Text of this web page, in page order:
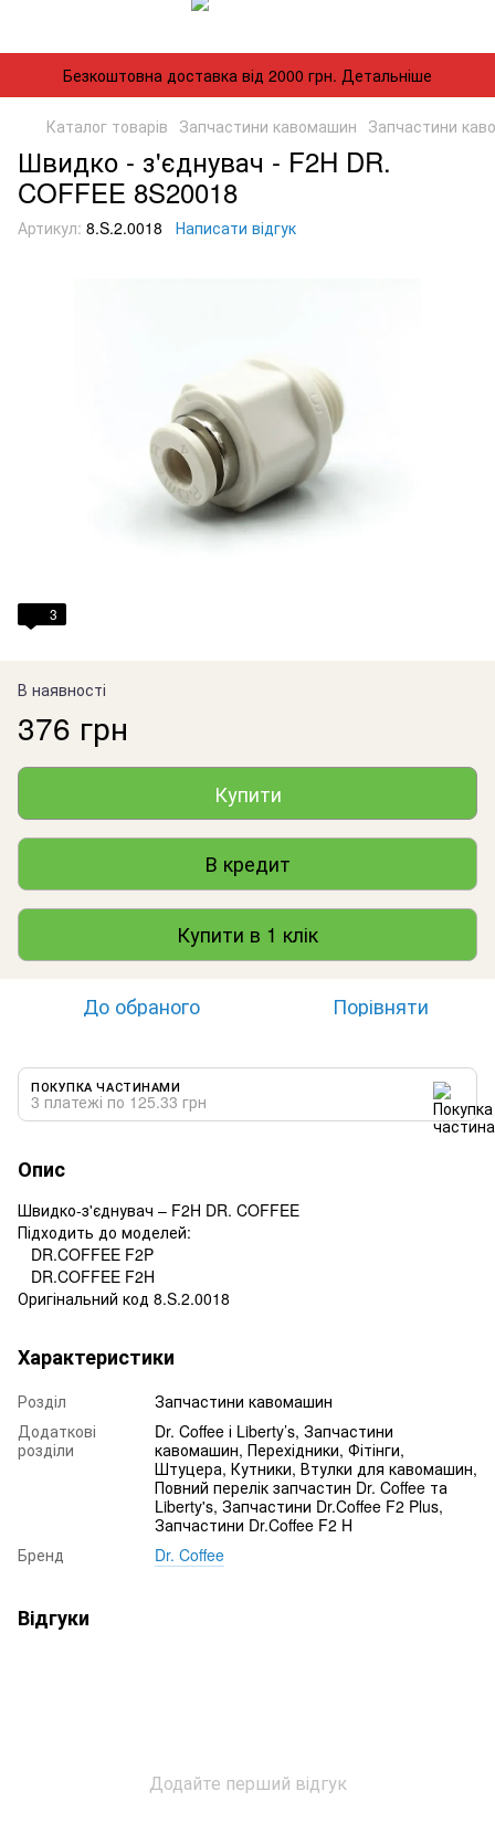
Безкоштовна доставка від 2000 грн. Детальніше
Каталог товарів Запчастини кавомашин Запчастини
Швидко - з'єднувач - F2H DR.
COFFEE 8S20018
Артикул: 8.S.2.0018 Написати відгук
3
В наявності
376 грн
Купити
В кредит
Купити в 1 клік
До обраного Порівняти
ПОКУПКА ЧАСТИНАМИ
3 платежі по 125.33 грн
Опис
Швидко-з'єднувач – F2H DR. COFFEE
Підходить до моделей:
DR.COFFEE F2P
DR.COFFEE F2H
Оригінальний код 8.S.2.0018
Характеристики
Розділ
Запчастини кавомашин
Додаткові
розділи
Dr. Coffee і Liberty’s, Запчастини
кавомашин, Перехідники, Фітінги,
Штуцера, Кутники, Втулки для кавомашин,
Повний перелік запчастин Dr. Coffee та
Liberty's, Запчастини Dr.Coffee F2 Plus,
Запчастини Dr.Coffee F2 H
Бренд
Dr. Coffee
Відгуки
Додайте перший відгук